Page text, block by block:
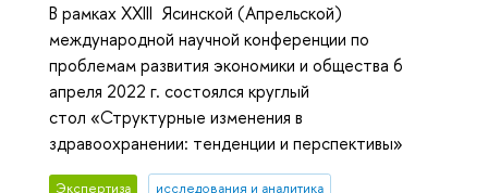
В рамках XXIII Ясинской (Апрельской)
международной научной конференции по
проблемам развития экономики и общества 6
апреля 2022 г. состоялся круглый
стол «Структурные изменения в
здравоохранении: тенденции и перспективы»
Экспертиза исследования и аналитика